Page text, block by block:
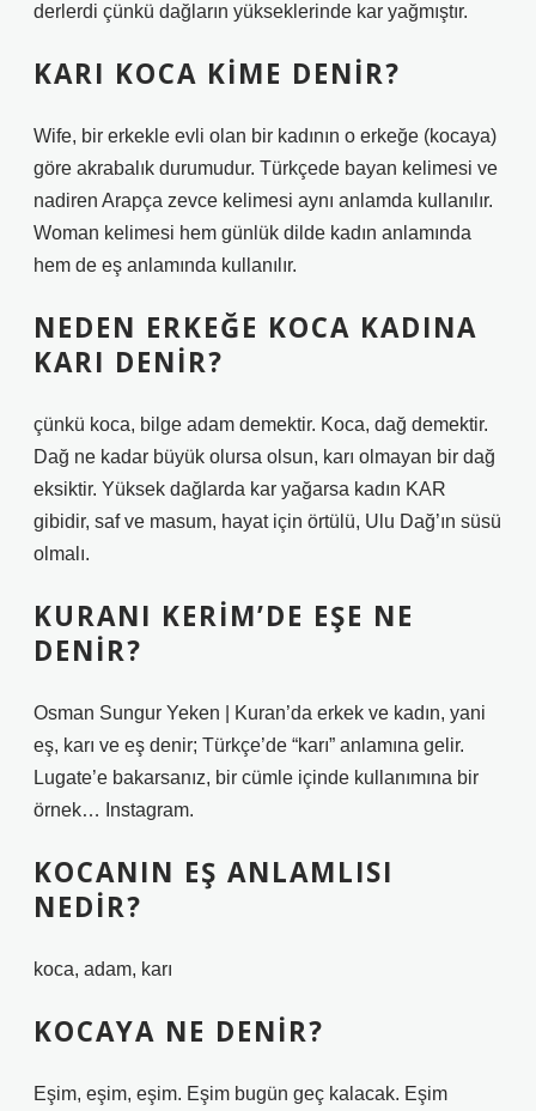
derlerdi çünkü dağların yükseklerinde kar yağmıştır.
KARI KOCA KIME DENIR?
Wife, bir erkekle evli olan bir kadının o erkeğe (kocaya)
göre akrabalık durumudur. Türkçede bayan kelimesi ve
nadiren Arapça zevce kelimesi aynı anlamda kullanılır.
Woman kelimesi hem günlük dilde kadın anlamında
hem de eş anlamında kullanılır.
NEDEN ERKEĞE KOCA KADINA
KARI DENIR?
çünkü koca, bilge adam demektir. Koca, dağ demektir.
Dağ ne kadar büyük olursa olsun, karı olmayan bir dağ
eksiktir. Yüksek dağlarda kar yağarsa kadın KAR
gibidir, saf ve masum, hayat için örtülü, Ulu Dağ’ın süsü
olmalı.
KURANI KERIM’DE EŞE NE
DENIR?
Osman Sungur Yeken | Kuran’da erkek ve kadın, yani
eş, karı ve eş denir; Türkçe’de “karı” anlamına gelir.
Lugate’e bakarsanız, bir cümle içinde kullanımına bir
örnek… Instagram.
KOCANIN EŞ ANLAMLISI
NEDIR?
koca, adam, karı
KOCAYA NE DENIR?
Eşim, eşim, eşim. Eşim bugün geç kalacak. Eşim